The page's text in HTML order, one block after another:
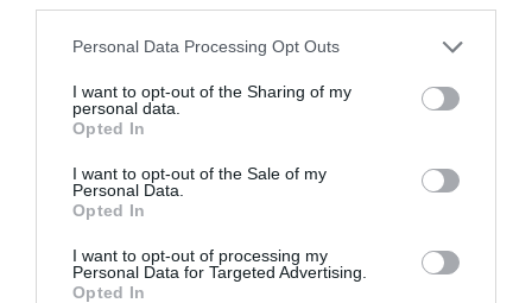
Personal Data Processing Opt Outs
I want to opt-out of the Sharing of my
personal data.
Opted In
I want to opt-out of the Sale of my
Personal Data.
Opted In
I want to opt-out of processing my
Personal Data for Targeted Advertising.
Opted In
moreGenova, copil român smuls de lângă mama
lui de serviciile sociale: „E o parazită!”
Următorul articol
Jumătate de milion de italieni în Marea
Britanie, nimeni nu-i acuză de ”invazie”
ASEMENEA